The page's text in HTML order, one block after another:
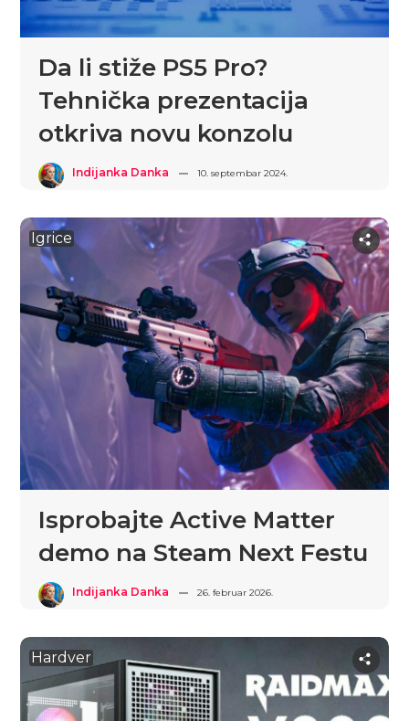
Da li stiže PS5 Pro?
Tehnička prezentacija
otkriva novu konzolu
Indijanka Danka 10. septembar 2024.
Igrice
Isprobajte Active Matter
demo na Steam Next Festu
Indijanka Danka 26. februar 2026.
Hardver